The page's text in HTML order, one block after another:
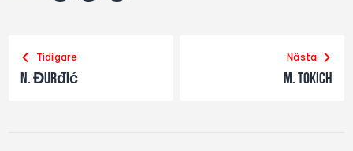
Tidigare
N. Đurđić
Nästa
M. Tokich